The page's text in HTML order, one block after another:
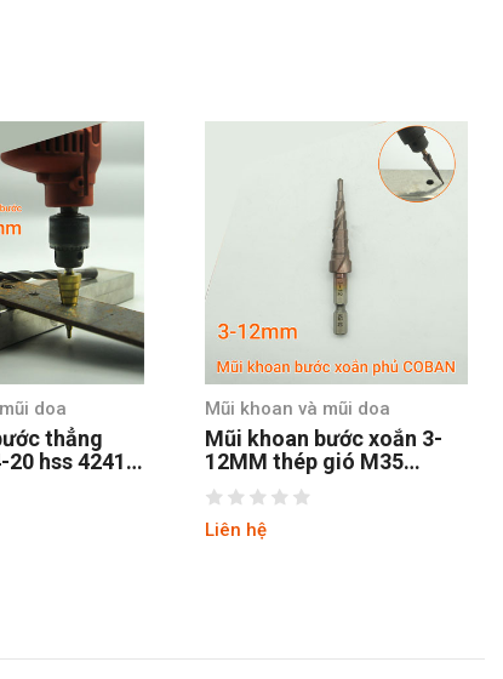
doa
xoắn 3-
M35
Mũi khoan và mũi doa
Mũi khoan bước xoắn 3-
13MM thép gió M35
coban chuôi lục
Liên hệ